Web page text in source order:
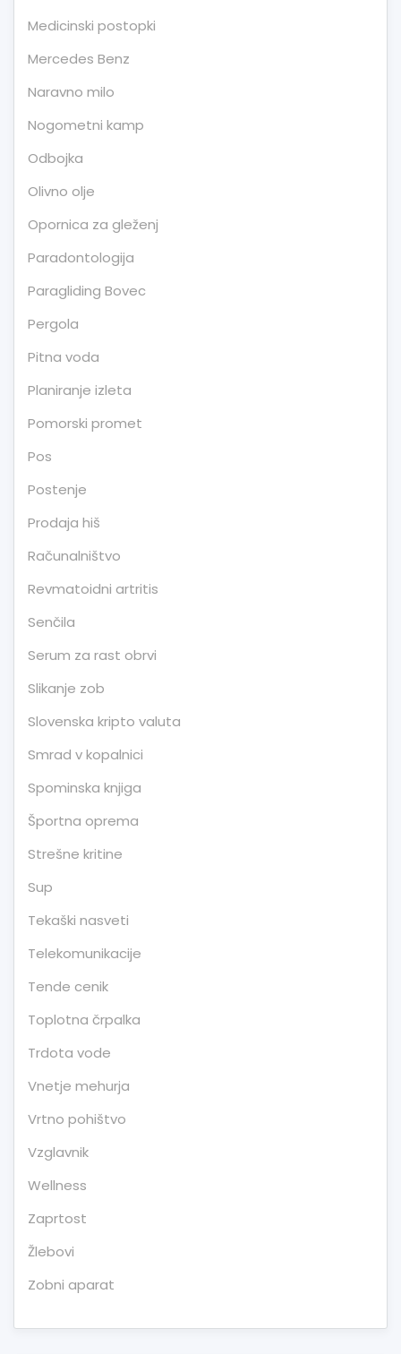
Medicinski postopki
Mercedes Benz
Naravno milo
Nogometni kamp
Odbojka
Olivno olje
Opornica za gleženj
Paradontologija
Paragliding Bovec
Pergola
Pitna voda
Planiranje izleta
Pomorski promet
Pos
Postenje
Prodaja hiš
Računalništvo
Revmatoidni artritis
Senčila
Serum za rast obrvi
Slikanje zob
Slovenska kripto valuta
Smrad v kopalnici
Spominska knjiga
Športna oprema
Strešne kritine
Sup
Tekaški nasveti
Telekomunikacije
Tende cenik
Toplotna črpalka
Trdota vode
Vnetje mehurja
Vrtno pohištvo
Vzglavnik
Wellness
Zaprtost
Žlebovi
Zobni aparat